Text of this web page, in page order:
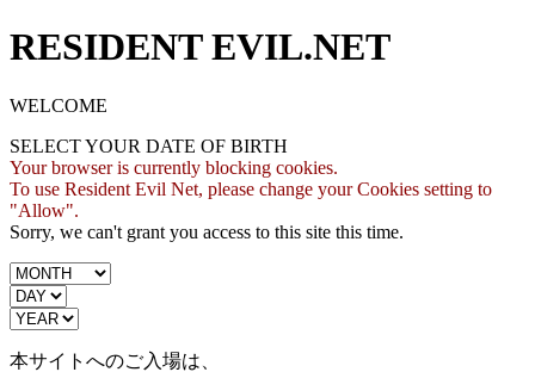
RESIDENT EVIL.NET
WELCOME
SELECT YOUR DATE OF BIRTH
Your browser is currently blocking cookies.
To use Resident Evil Net, please change your Cookies setting to
"Allow".
Sorry, we can't grant you access to this site this time.
本サイトへのご入場は、